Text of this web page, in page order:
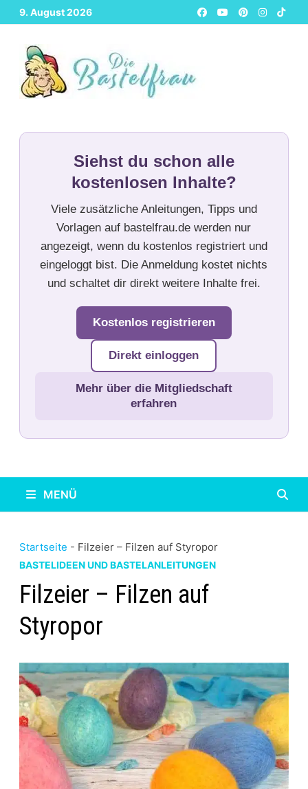
Zurück
zum
Inhalt
9. August 2026
Siehst du schon alle
kostenlosen Inhalte?
Viele zusätzliche Anleitungen, Tipps und
Vorlagen auf bastelfrau.de werden nur
angezeigt, wenn du kostenlos registriert und
eingeloggt bist. Die Anmeldung kostet nichts
und schaltet dir direkt weitere Inhalte frei.
Kostenlos registrieren
Direkt einloggen
Mehr über die Mitgliedschaft
erfahren
MENÜ
Startseite - Filzeier – Filzen auf Styropor
BASTELIDEEN UND BASTELANLEITUNGEN
Filzeier – Filzen auf
Styropor